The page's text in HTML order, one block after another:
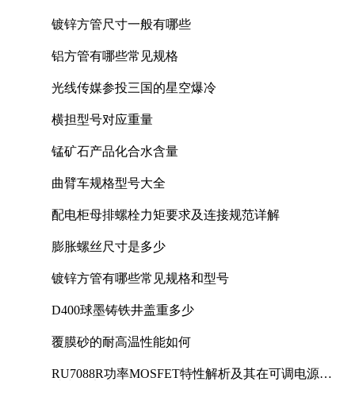
镀锌方管尺寸一般有哪些
铝方管有哪些常见规格
光线传媒参投三国的星空爆冷
横担型号对应重量
锰矿石产品化合水含量
曲臂车规格型号大全
配电柜母排螺栓力矩要求及连接规范详解
膨胀螺丝尺寸是多少
镀锌方管有哪些常见规格和型号
D400球墨铸铁井盖重多少
覆膜砂的耐高温性能如何
RU7088R功率MOSFET特性解析及其在可调电源设